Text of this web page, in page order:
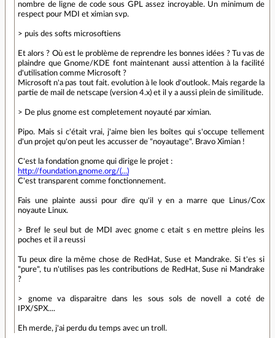
nombre de ligne de code sous GPL assez incroyable. Un minimum de
respect pour MDI et ximian svp.
> puis des softs microsoftiens
Et alors ? Où est le problème de reprendre les bonnes idées ? Tu vas de
plaindre que Gnome/KDE font maintenant aussi attention à la facilité
d'utilisation comme Microsoft ?
Microsoft n'a pas tout fait. evolution à le look d'outlook. Mais regarde la
partie de mail de netscape (version 4.x) et il y a aussi plein de similitude.
> De plus gnome est completement noyauté par ximian.
Pipo. Mais si c'était vrai, j'aime bien les boîtes qui s'occupe tellement
d'un projet qu'on peut les accusser de "noyautage". Bravo Ximian !
C'est la fondation gnome qui dirige le projet :
http://foundation.gnome.org/(...)
C'est transparent comme fonctionnement.
Fais une plainte aussi pour dire qu'il y en a marre que Linus/Cox
noyaute Linux.
> Bref le seul but de MDI avec gnome c etait s en mettre pleins les
poches et il a reussi
Tu peux dire la même chose de RedHat, Suse et Mandrake. Si t'es si
"pure", tu n'utilises pas les contributions de RedHat, Suse ni Mandrake
?
> gnome va disparaitre dans les sous sols de novell a coté de
IPX/SPX....
Eh merde, j'ai perdu du temps avec un troll.